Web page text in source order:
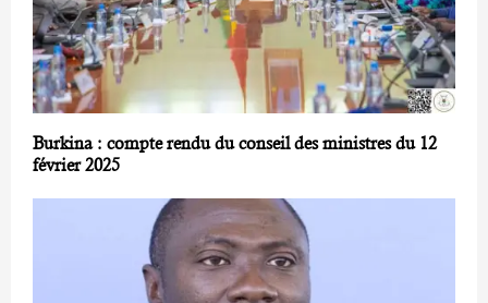
Burkina : compte rendu du conseil des ministres du 12
février 2025